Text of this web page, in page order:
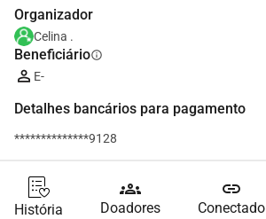
Organizador
Celina .
Beneficiárioinfo
E-
Detalhes bancários para pagamento
**************9128
História
groups
Doadores
link
Conectado